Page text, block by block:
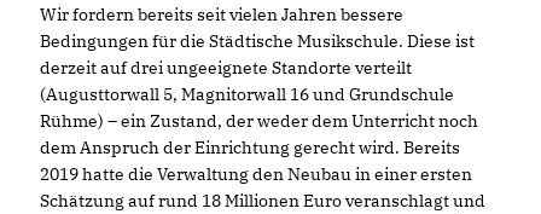
Wir fordern bereits seit vielen Jahren bessere
Bedingungen für die Städtische Musikschule. Diese ist
derzeit auf drei ungeeignete Standorte verteilt
(Augusttorwall 5, Magnitorwall 16 und Grundschule
Rühme) – ein Zustand, der weder dem Unterricht noch
dem Anspruch der Einrichtung gerecht wird. Bereits
2019 hatte die Verwaltung den Neubau in einer ersten
Schätzung auf rund 18 Millionen Euro veranschlagt und